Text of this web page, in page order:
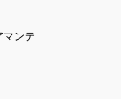
マンテ